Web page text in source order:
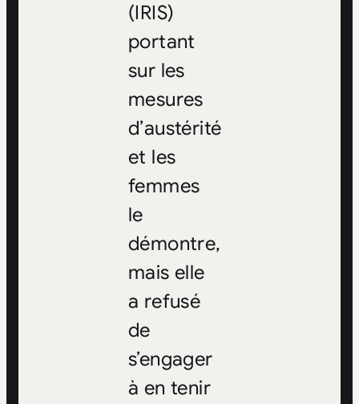
(IRIS)
portant
sur les
mesures
d’austérité
et les
femmes
le
démontre,
mais elle
a refusé
de
s’engager
à en tenir